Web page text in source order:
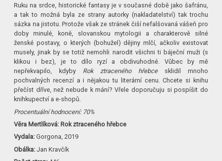
Ruku na srdce, historické fantasy je v současné době jako šafránu,
a tak to možná byla ze strany autorky (nakladatelství) tak trochu
sázka na jistotu. Protože však ze stránek čiší nefalšovaná vášeň pro
doby minulé, koně, slovanskou mytologii a charakterově silné
ženské postavy, o kterých (bohužel) dějiny mlčí, ačkoliv existovat
musely, jinak by se totiž nemohli narodit všichni ti báječní muži (s
klikou i bez), je to dílo ryzí a obdivuhodné. Vůbec by mě
nepřekvapilo, kdyby Rok ztraceného hřebcesklidil mnoho
pochvalných recenzí a i nějakou tu literární cenu. Chcete si knihu
přečíst dříve, než nebude k mání? Vřele doporučuju si pospíšit do
knihkupectví a e-shopů.
Procentuální hodnocení: 70%
Věra Mertlíková: Rok ztraceného hřebce
Vydala: Gorgona, 2019
Obálka: Jan Kravčík